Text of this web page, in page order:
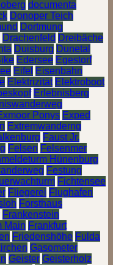
documenta
Donoper Teich
Dortmung
Drachenfeld Dreibäche
Duisburg Dunetal
Edersee Egestorf
Eifel Eisenbahn
Elektrizität Elektroboot
Erlebnisberg
Ponys Exped
Extremwanderng
Faust Jr.
Felsen Felsenmer
Hünenburg
Festung
Fichtensee
Fliegerei Flughafen
Forsthaus
Frankenstein
Main Frankfurt
Friedenshöhe Fulda
Gasometer
Geister Geisterholz